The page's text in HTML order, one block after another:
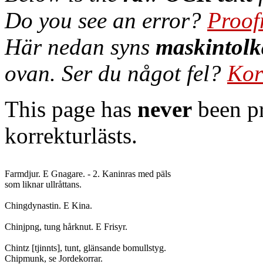
Do you see an error?
Här nedan syns
ovan. Ser du något fel?
This page has never been
korrekturlästs.
Farmdjur. E Gnagare. - 2. Kaninras med päls
som liknar ullråttans.
Chingdynastin. E Kina.
Chinjpng, tung hårknut. E Frisyr.
Chintz [tjinnts], tunt, glänsande bomullstyg.
Chipmunk, se Jordekorrar.